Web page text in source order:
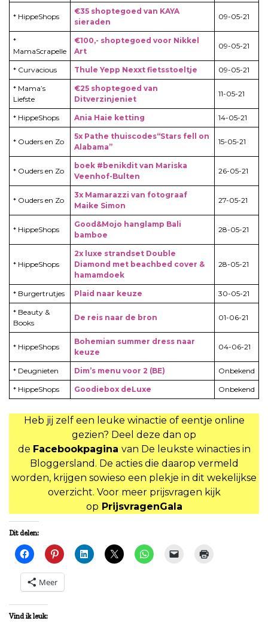
* HippeShops
€35 shoptegoed van KAYA
sieraden
09-05-21
*
MamaScrapelle
€100,- shoptegoed voor Nikkel
Art
09-05-21
* Curvacious Thule Yepp Nexxt fietsstoeltje 09-05-21
* Mama’s
Liefste
€25 shoptegoed van
Ditverzinjeniet
11-05-21
* HippeShops Ania Haie ketting 14-05-21
* Ouders en Zo
5x Pathe thuiscodes“Stars fell on
Alabama”
15-05-21
* Ouders en Zo
boek #benikdit van Mariska
Veenhof-Bulten
26-05-21
* Ouders en Zo
3x Mamarazzi van fotograaf
Maike Simon
27-05-21
* HippeShops
Good&Mojo hanglamp Bali
bamboe
28-05-21
* HippeShops
2x luxe strandset Double
Diamond met beachbed cover &
hamamdoek
28-05-21
* Burgertrutjes Plaid naar keuze 30-05-21
* Beauty &
Books
De reis naar de bron 01-06-21
* HippeShops
Bohemian summer dress naar
keuze
04-06-21
* Deugnieten Dim’s menu voor 2 (BE) Onbekend
* HippeShops Goodiebox deLuxe Onbekend
Heb jij zelf een leuke winactie of eentje online
gezien? Deel deze dan op
de Facebookpagina van De leukste winacties in
Bloggersland. De acties die daarop vermeld
worden, krijgen sowieso een plekje in dit wekelijkse
overzicht. Voor meer prijsvragen kijk
op PrijsvragenGala
Dit delen:
Meer
Vind ik leuk: